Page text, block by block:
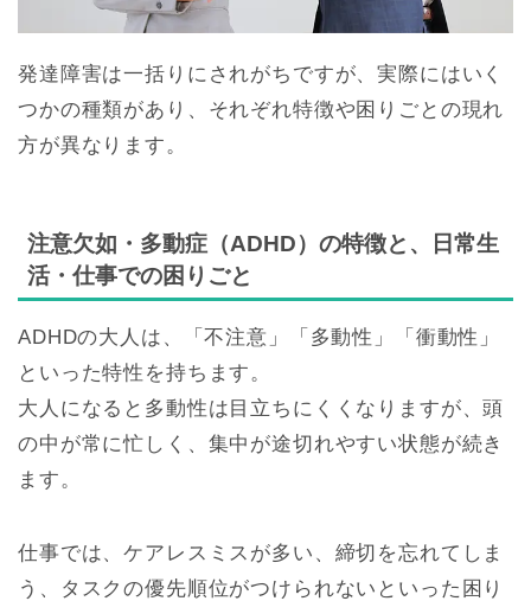
発達障害は一括りにされがちですが、実際にはいく
つかの種類があり、それぞれ特徴や困りごとの現れ
方が異なります。
注意欠如・多動症（ADHD）の特徴と、日常生
活・仕事での困りごと
ADHDの大人は、「不注意」「多動性」「衝動性」
といった特性を持ちます。
大人になると多動性は目立ちにくくなりますが、頭
の中が常に忙しく、集中が途切れやすい状態が続き
ます。
仕事では、ケアレスミスが多い、締切を忘れてしま
う、タスクの優先順位がつけられないといった困り